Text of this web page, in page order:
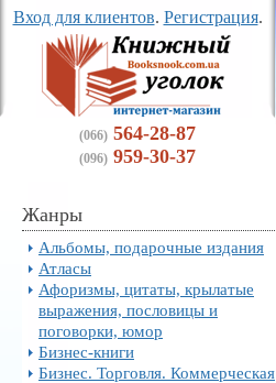
Вход для клиентов. Регистрация.
(066) 564-28-87
(096) 959-30-37
Жанры
Альбомы, подарочные издания
Атласы
Афоризмы, цитаты, крылатые
выражения, пословицы и
поговорки, юмор
Бизнес-книги
Бизнес. Торговля. Коммерческая